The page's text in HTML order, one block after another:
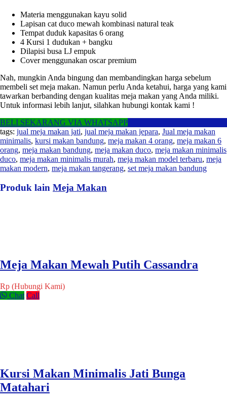
Materia menggunakan kayu solid
Lapisan cat duco mewah kombinasi natural teak
Tempat duduk kapasitas 6 orang
4 Kursi 1 dudukan + bangku
Dilapisi busa LJ empuk
Cover menggunakan oscar premium
Nah, mungkin Anda bingung dan membandingkan harga sebelum
membeli set meja makan. Namun perlu Anda ketahui, harga yang kami
tawarkan berbanding dengan kualitas meja makan yang Anda miliki.
Untuk informasi lebih lanjut, silahkan hubungi kontak kami !
BELI SEKARANG VIA WHATSAPP
tags: jual meja makan jati, jual meja makan jepara, Jual meja makan
minimalis, kursi makan bandung, meja makan 4 orang, meja makan 6
orang, meja makan bandung, meja makan duco, meja makan minimalis
duco, meja makan minimalis murah, meja makan model terbaru, meja
makan modern, meja makan tangerang, set meja makan bandung
Produk lain Meja Makan
Meja Makan Mewah Putih Cassandra
Rp (Hubungi Kami)
Chat Call
Kursi Makan Minimalis Jati Bunga
Matahari